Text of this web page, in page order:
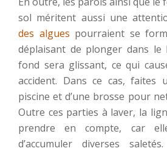
sol méritent aussi une
des algues pourraient se
déplaisant de plonger dans le
fond sera glissant, ce qui
accident. Dans ce cas, faites
piscine et d’une brosse pour
Outre ces parties à laver, la
prendre en compte, car
d’accumuler diverses